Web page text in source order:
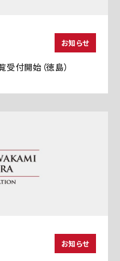
お知らせ
受付開始（徳島）
お知らせ